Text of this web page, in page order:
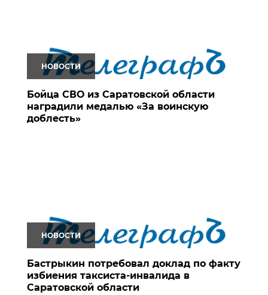
НОВОСТИ
Бойца СВО из Саратовской области
наградили медалью «За воинскую
доблесть»
НОВОСТИ
Бастрыкин потребовал доклад по факту
избиения таксиста-инвалида в
Саратовской области